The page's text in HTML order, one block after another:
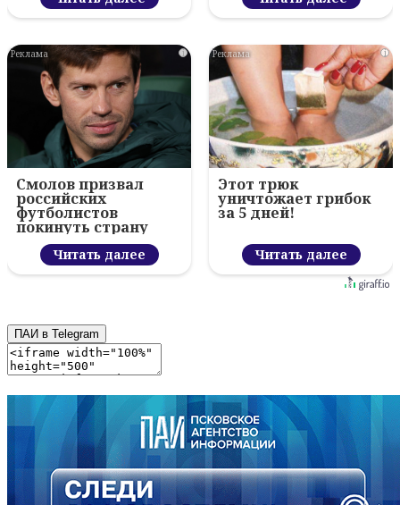
i
Смолов призвал
российских
футболистов
покинуть страну
Читать далее
i
Этот трюк
уничтожает грибок
за 5 дней!
Читать далее
ПАИ в Telegram